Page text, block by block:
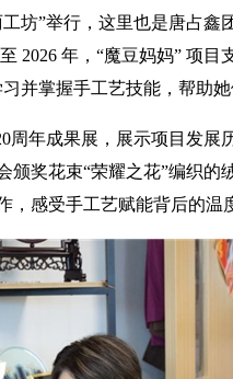
”举行，这里也是唐占鑫
2026 年，“魔豆妈妈” 项目
并掌握手工艺技能，帮助
年成果展，展示项目发展
颁奖花束“荣耀之花”编织的
，感受手工艺赋能背后的温